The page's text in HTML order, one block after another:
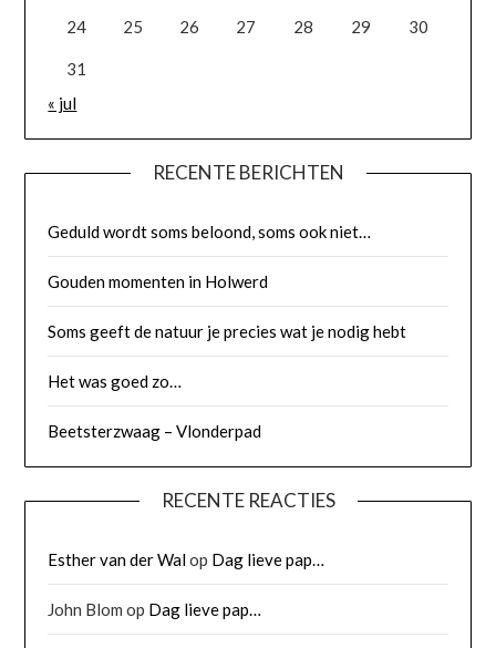
24 25 26 27 28 29 30
31
« jul
RECENTE BERICHTEN
Geduld wordt soms beloond, soms ook niet…
Gouden momenten in Holwerd
Soms geeft de natuur je precies wat je nodig hebt
Het was goed zo…
Beetsterzwaag – Vlonderpad
RECENTE REACTIES
Esther van der Walop Dag lieve pap…
John Blom op Dag lieve pap…